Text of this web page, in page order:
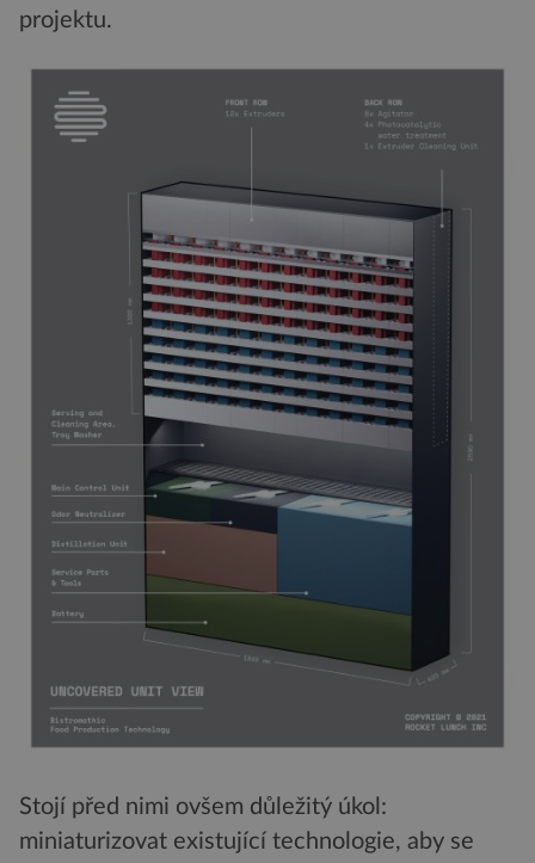
projektu.
Stojí před nimi ovšem důležitý úkol:
miniaturizovat existující technologie, aby se